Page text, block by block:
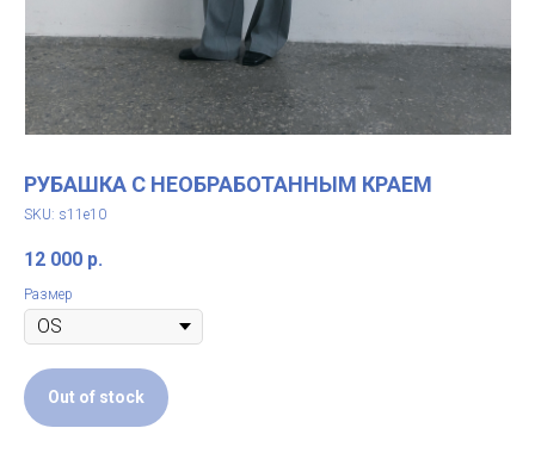
РУБАШКА С НЕОБРАБОТАННЫМ КРАЕМ
SKU: s11e10
12 000 р.
Размер
Out of stock